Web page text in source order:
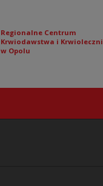
Regionalne Centrum
Krwiodawstwa i
w Opolu